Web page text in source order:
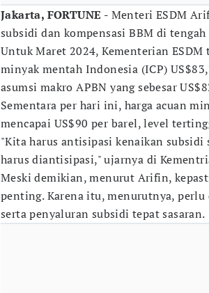
Jakarta, FORTUNE - Menteri ESDM
subsidi dan kompensasi BBM di
Untuk Maret 2024, Kementerian
minyak mentah Indonesia (ICP)
asumsi makro APBN yang sebesar
Sementara per hari ini, harga acuan
mencapai US$90 per barel, level
"Kita harus antisipasi kenaikan subsidi
harus diantisipasi," ujarnya di
Meski demikian, menurut Arifin,
penting. Karena itu, menurutnya,
serta penyaluran subsidi tepat sasaran.